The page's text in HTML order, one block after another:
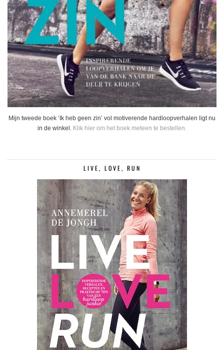
Mijn tweede boek ‘Ik heb geen zin’ vol motiverende hardloopverhalen ligt nu
in de winkel. Klik hier om het boek meteen te bestellen.
LIVE, LOVE, RUN